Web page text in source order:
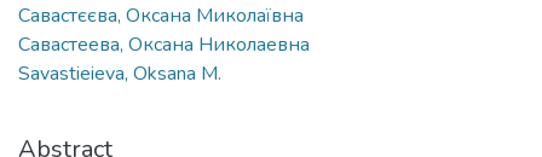
Савастєєва, Оксана Миколаївна
Савастеева, Оксана Николаевна
Savastieieva, Oksana M.
Abstract